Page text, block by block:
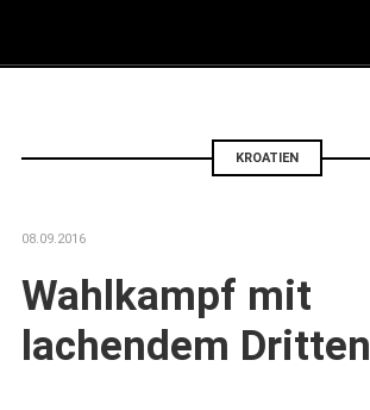
KROATIEN
08.09.2016
Wahlkampf mit
lachendem Dritten